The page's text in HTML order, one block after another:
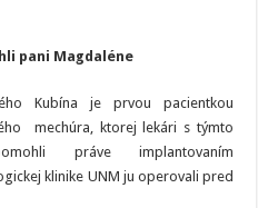
pani Magdaléne
Kubína je prvou pacientkou
mechúra, ktorej lekári s týmto
práve implantovaním
klinike UNM ju operovali pred